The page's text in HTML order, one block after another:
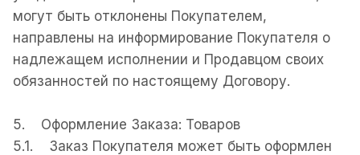
могут быть отклонены Покупателем,
направлены на информирование Покупателя о
надлежащем исполнении и Продавцом своих
обязанностей по настоящему Договору.
5. Оформление Заказа: Товаров
5.1. Заказ Покупателя мoжeт быть оформлен